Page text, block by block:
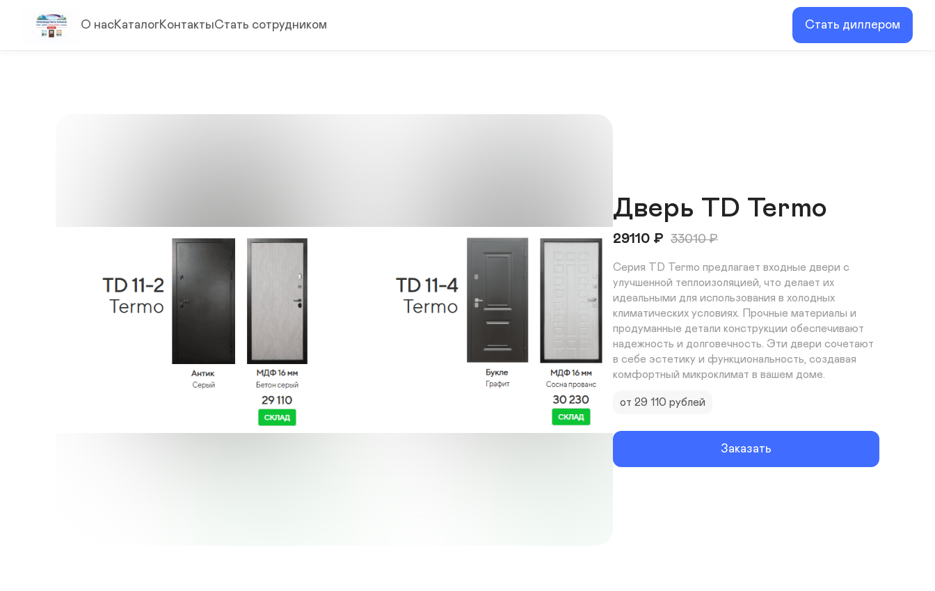
О насКаталогКонтактыСтать сотрудником Стать диллером
Дверь TD Termo
29110 ₽ 33010₽
Серия TD Termo предлагает входные двери с
улучшенной теплоизоляцией, что делает их
идеальными для использования в холодных
климатических условиях. Прочные материалы и
продуманные детали конструкции обеспечивают
надежность и долговечность. Эти двери сочетают
в себе эстетику и функциональность, создавая
комфортный микроклимат в вашем доме.
от 29 110 рублей
Заказать